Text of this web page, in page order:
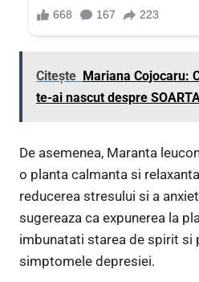
Citește Mariana Cojocaru:
te-ai nascut despre
De asemenea, Maranta
o planta calmanta si
reducerea stresului si a
sugereaza ca expunerea la
imbunatati starea de spirit si
simptomele depresiei.